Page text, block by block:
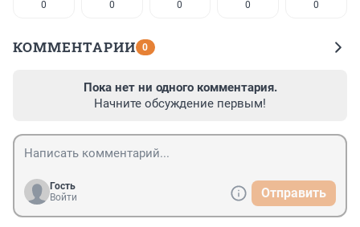
0 0 0 0 0
КОММЕНТАРИИ 0
Пока нет ни одного комментария.
Начните обсуждение первым!
Гость
Войти
Отправить